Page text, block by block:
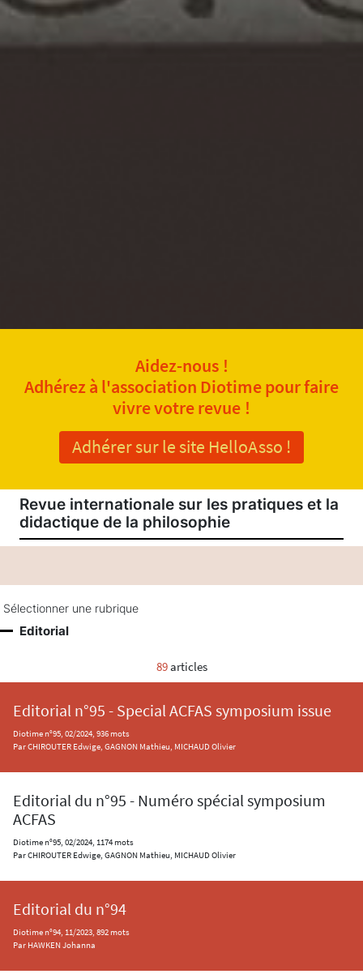
Aidez-nous !
Adhérez à l'association Diotime pour faire
vivre votre revue !
Adhérer sur le site HelloAsso !
Revue internationale sur les pratiques et la
didactique de la philosophie
Sélectionner une rubrique
Editorial
89articles
Editorial n°95 - Special ACFAS symposium issue
Diotime n°95, 02/2024, 936 mots
Par CHIROUTER Edwige, GAGNON Mathieu, MICHAUD Olivier
Editorial du n°95 - Numéro spécial symposium
ACFAS
Diotime n°95, 02/2024, 1174 mots
Par CHIROUTER Edwige, GAGNON Mathieu, MICHAUD Olivier
Editorial du n°94
Diotime n°94, 11/2023, 892 mots
Par HAWKEN Johanna